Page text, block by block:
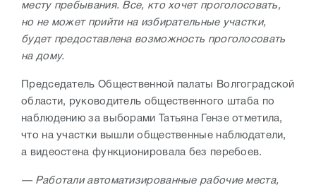
месту пребывания. Все, кто хочет проголосовать,
но не может прийти на избирательные участки,
будет предоставлена возможность проголосовать
на дому.
Председатель Общественной палаты Волгоградской
области, руководитель общественного штаба по
наблюдению за выборами Татьяна Гензе отметила,
что на участки вышли общественные наблюдатели,
а видеостена функционировала без перебоев.
— Работали автоматизированные рабочие места,